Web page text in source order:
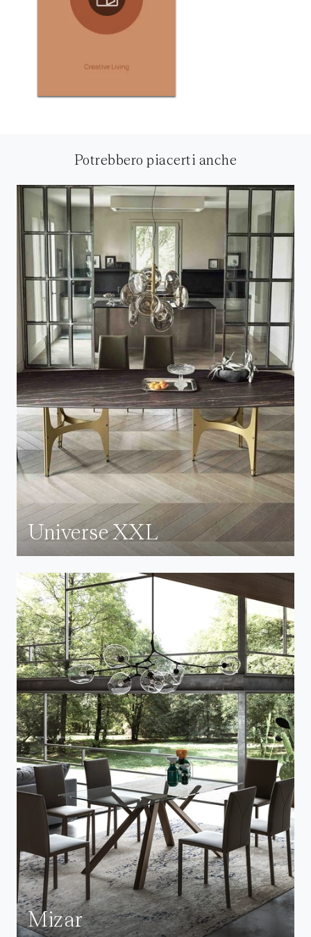
Potrebbero piacerti anche
Universe XXL
Mizar